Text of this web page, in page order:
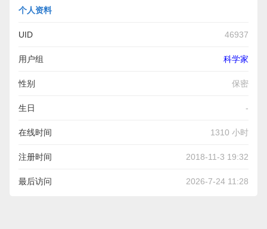
个人资料
UID 46937
用户组 科学家
性别 保密
生日 -
在线时间 1310 小时
注册时间 2018-11-3 19:32
最后访问 2026-7-24 11:28